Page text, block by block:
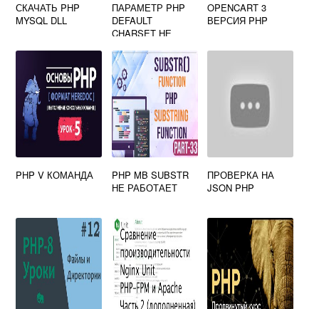
СКАЧАТЬ PHP
MYSQL DLL
ПАРАМЕТР PHP
DEFAULT
CHARSET НЕ
OPENCART 3
ВЕРСИЯ PHP
PHP V КОМАНДА
PHP MB SUBSTR
НЕ РАБОТАЕТ
ПРОВЕРКА НА
JSON PHP